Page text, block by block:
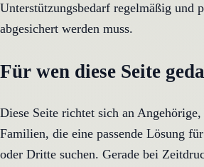
Unterstützungsbedarf regelmäßig und
abgesichert werden muss.
Für wen diese Seite
Diese Seite richtet sich an
Familien, die eine passende Lösung
oder Dritte suchen. Gerade bei